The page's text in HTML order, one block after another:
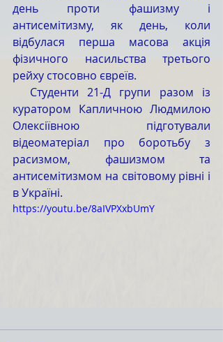
день проти фашизму і
антисемітизму, як день, коли
відбулася перша масова акція
фізичного насильства третього
рейху стосовно євреїв.
куратором Капличною Людмилою
Олексіївною підготували
відеоматеріал про боротьбу з
расизмом, фашизмом та
антисемітизмом на світовому рівні і
в Україні.
https://youtu.be/8aIVPXxbUmY